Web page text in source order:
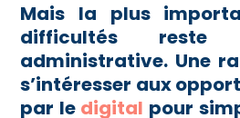
Mais la plus
difficultés reste
administrative. Une
s’intéresser aux
par le digital pour